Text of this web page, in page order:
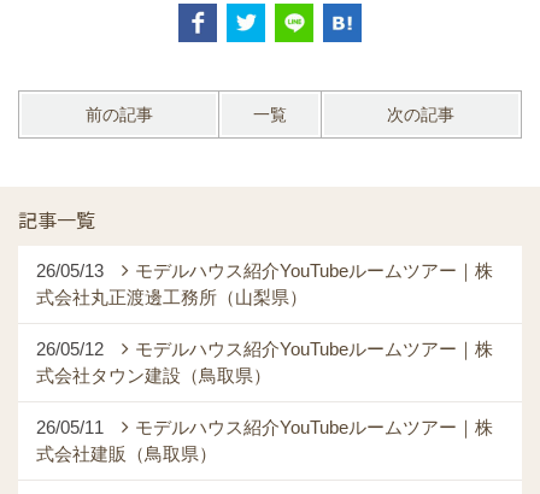
前の記事 一覧 次の記事
記事一覧
26/05/13
モデルハウス紹介YouTubeルームツアー｜株
式会社丸正渡邊工務所（山梨県）
26/05/12
モデルハウス紹介YouTubeルームツアー｜株
式会社タウン建設（鳥取県）
26/05/11
モデルハウス紹介YouTubeルームツアー｜株
式会社建販（鳥取県）